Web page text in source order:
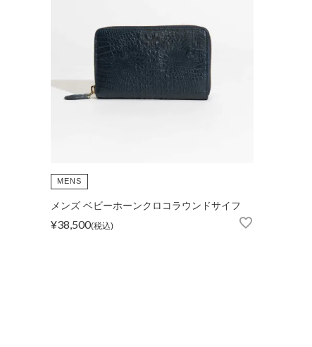
MENS
メンズ ベビーホーンクロコラウンドサイフ
¥38,500 税込